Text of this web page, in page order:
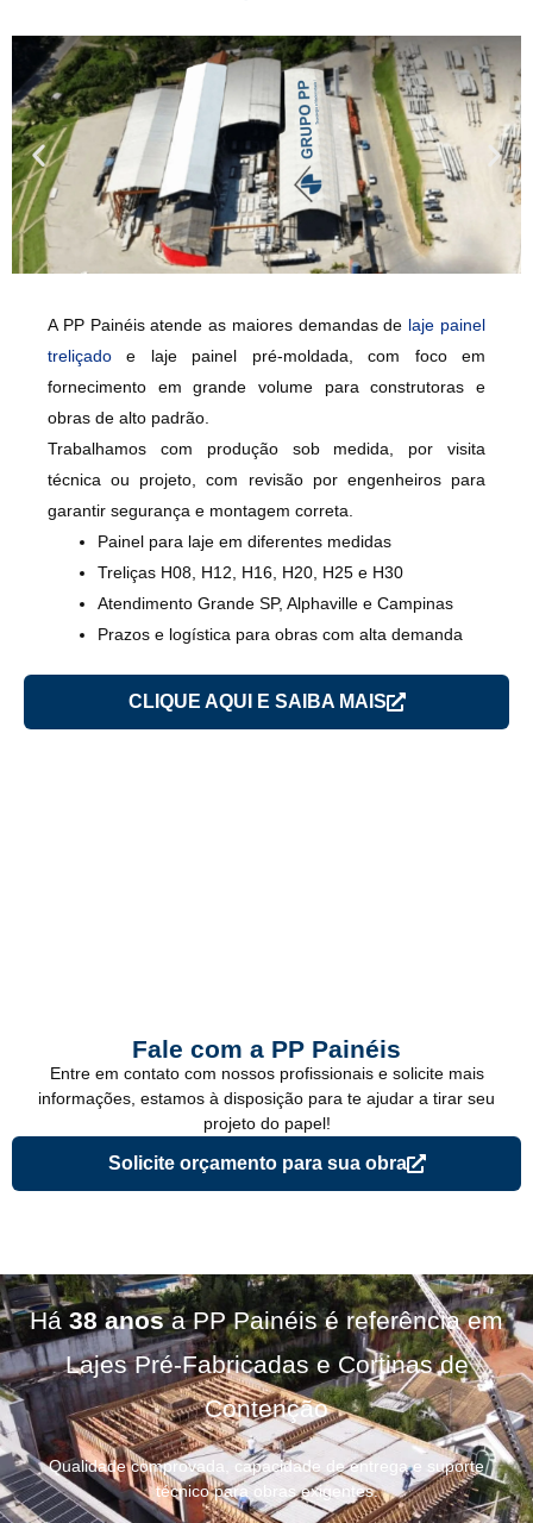
A PP Painéisatende as maiores demandas de laje painel
treliçado e laje painel pré-moldada , com foco em
fornecimento em grande volume para construtoras e
obras de alto padrão.
Trabalhamos com produção sob medida , porvisita
técnica ou projeto , com revisão por engenheirospara
garantir segurança e montagem correta.
Painel para laje em diferentes medidas
Treliças H08, H12, H16, H20, H25 e H30
Atendimento Grande SP, Alphaville e Campinas
Prazos e logística para obras com alta demanda
CLIQUE AQUI E SAIBA MAIS
Fale com a PP Painéis
Entre em contato com nossos profissionais e solicite mais
informações, estamos à disposição para te ajudar a tirar seu
projeto do papel!
Solicite orçamento para sua obra
Há 38 anos a PP Painéis é referência em
Lajes Pré-Fabricadas e Cortinas de
Contenção
Qualidade comprovada, capacidade de entrega e suporte
técnico para obras exigentes.